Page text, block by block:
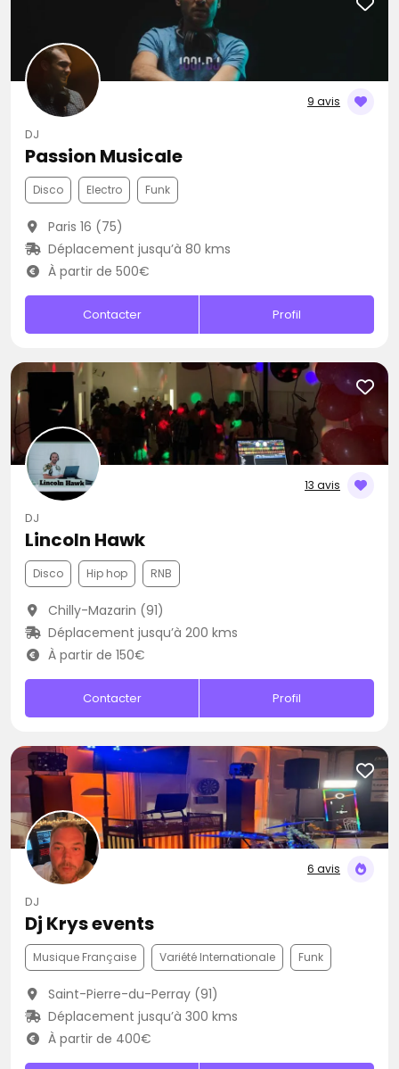
9 avis
DJ
Passion Musicale
Disco Electro Funk
Paris 16 (75)
Déplacement jusqu’à 80 kms
À partir de 500€
Contacter Profil
13 avis
DJ
Lincoln Hawk
Disco Hip hop RNB
Chilly-Mazarin (91)
Déplacement jusqu’à 200 kms
À partir de 150€
Contacter Profil
6 avis
DJ
Dj Krys events
Musique Française Variété Internationale Funk
Saint-Pierre-du-Perray (91)
Déplacement jusqu’à 300 kms
À partir de 400€